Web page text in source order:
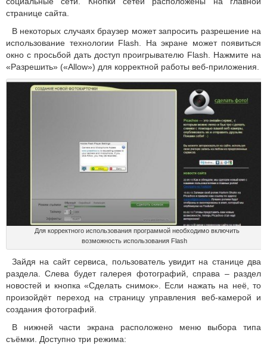
странице сайта.
В некоторых случаях браузер может запросить разрешение на
использование технологии Flash. На экране может появиться
окно с просьбой дать доступ проигрывателю Flash. Нажмите на
«Разрешить» («Allow») для корректной работы веб-приложения.
Для корректного использования программой необходимо включить
возможность использования Flash
Зайдя на сайт сервиса, пользователь увидит на станице два
раздела. Слева будет галерея фотографий, справа – раздел
новостей и кнопка «Сделать снимок». Если нажать на неё, то
произойдёт переход на страницу управления веб-камерой и
создания фотографий.
В нижней части экрана расположено меню выбора типа
съёмки. Доступно три режима: